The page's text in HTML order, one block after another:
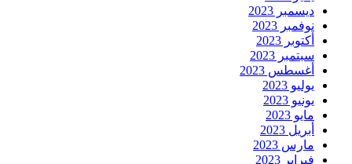
ديسمبر 2023
نوفمبر 2023
أكتوبر 2023
سبتمبر 2023
أغسطس 2023
يوليو 2023
يونيو 2023
مايو 2023
أبريل 2023
مارس 2023
فبراير 2023